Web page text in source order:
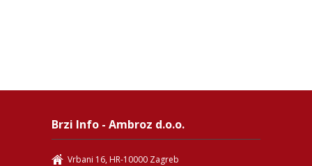
Brzi Info - Ambroz d.o.o.
Vrbani 16, HR-10000 Zagreb